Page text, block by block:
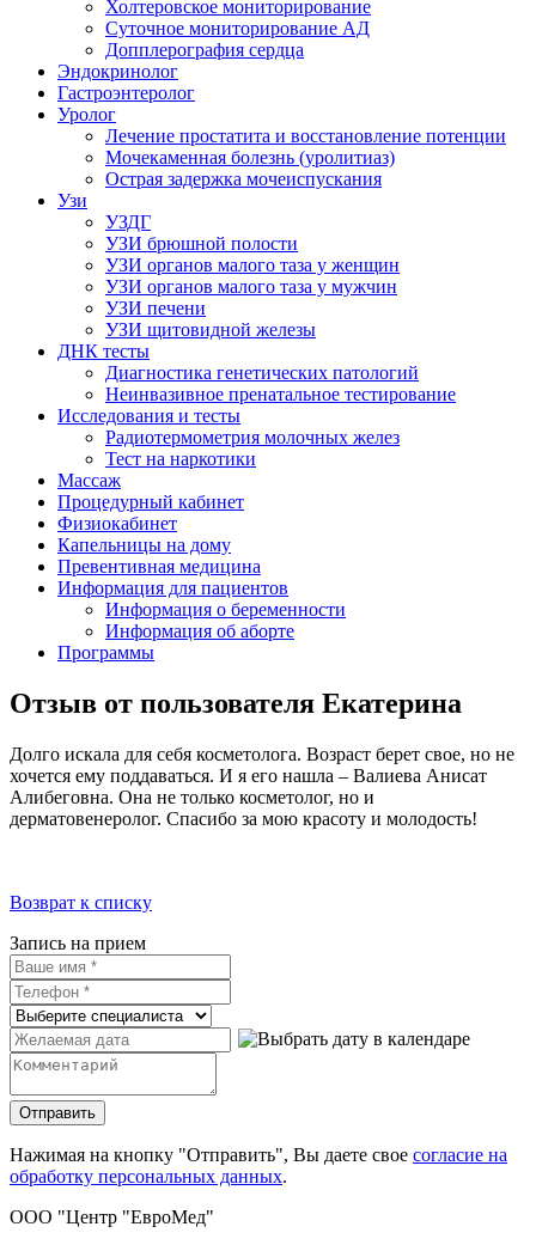
Холтеровское мониторирование
Суточное мониторирование АД
Допплерография сердца
Эндокринолог
Гастроэнтеролог
Уролог
Лечение простатита и восстановление потенции
Мочекаменная болезнь (уролитиаз)
Острая задержка мочеиспускания
Узи
УЗДГ
УЗИ брюшной полости
УЗИ органов малого таза у женщин
УЗИ органов малого таза у мужчин
УЗИ печени
УЗИ щитовидной железы
ДНК тесты
Диагностика генетических патологий
Неинвазивное пренатальное тестирование
Исследования и тесты
Радиотермометрия молочных желез
Тест на наркотики
Массаж
Процедурный кабинет
Физиокабинет
Капельницы на дому
Превентивная медицина
Информация для пациентов
Информация о беременности
Информация об аборте
Программы
Отзыв от пользователя Екатерина
Долго искала для себя косметолога. Возраст берет свое, но не
хочется ему поддаваться. И я его нашла – Валиева Анисат
Алибеговна. Она не только косметолог, но и
дерматовенеролог. Спасибо за мою красоту и молодость!
Возврат к списку
Запись на прием
Нажимая на кнопку "Отправить", Вы даете свое согласие на
обработку персональных данных.
OOO "Центр "ЕвроМед"